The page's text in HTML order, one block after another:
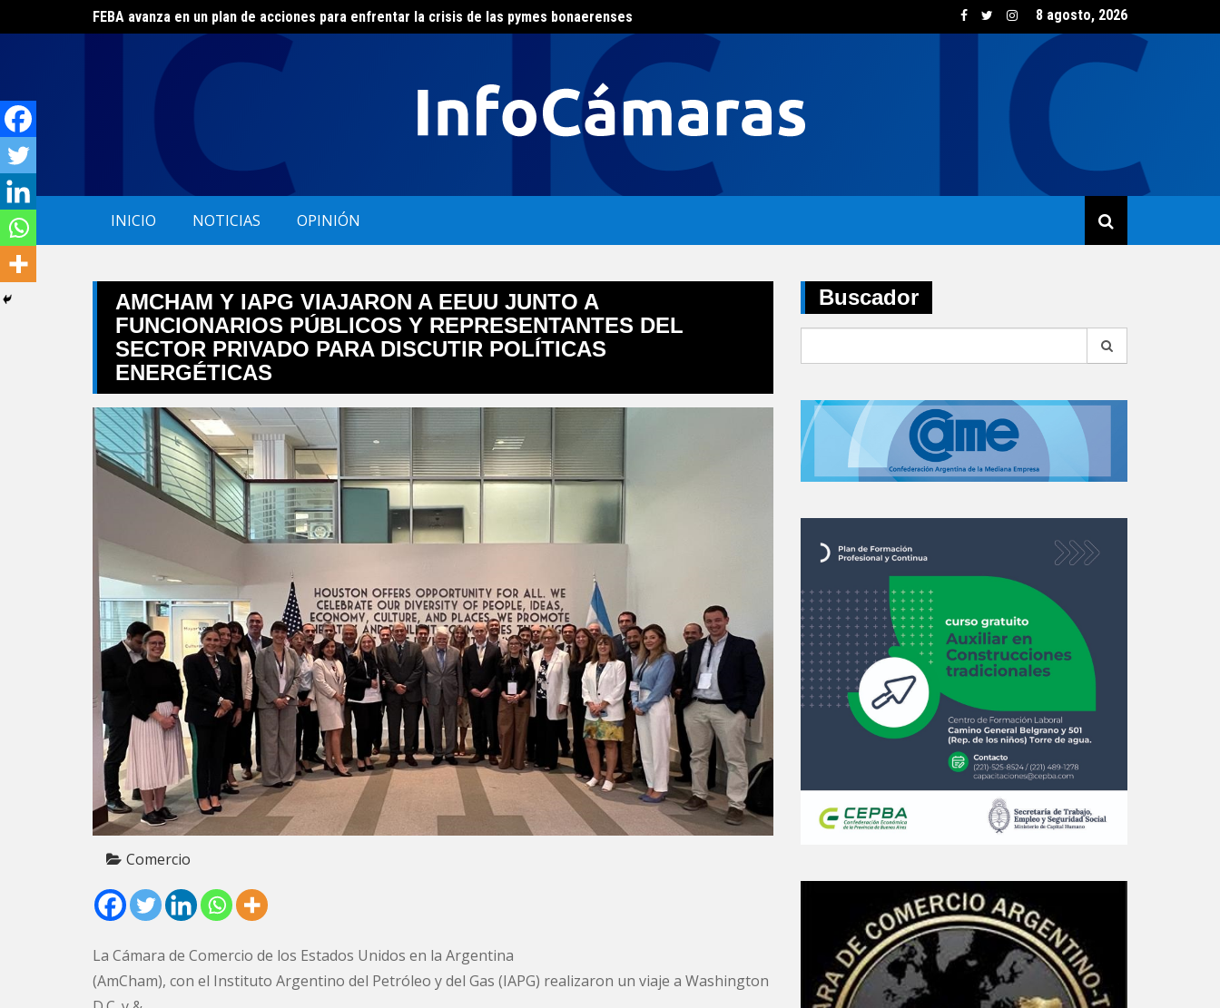
to
El ERAS continúa con el beneficio de la tarifa social del agua
El consumo de vino creció un 5,8% en junio impulsado por las opciones
8 agosto, 2026
INICIO NOTICIAS OPINIÓN
AMCHAM Y IAPG VIAJARON A EEUU JUNTO A
FUNCIONARIOS PÚBLICOS Y REPRESENTANTES DEL
SECTOR PRIVADO PARA DISCUTIR POLÍTICAS
ENERGÉTICAS
Comercio
La Cámara de Comercio de los Estados Unidos en la Argentina
(AmCham), con el Instituto Argentino del Petróleo y del Gas (IAPG) realizaron un viaje a Washington
Buscador